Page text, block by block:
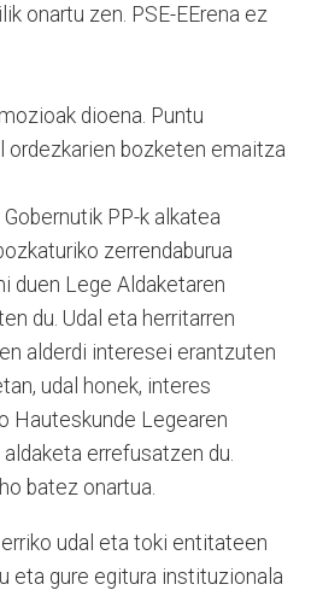
onartu zen. PSE-EErena ez
dioena. Puntu
ordezkarien bozketen emaitza
PP-k alkatea
zerrendaburua
duen Lege Aldaketaren
du. Udal eta herritarren
alderdi interesei erantzuten
udal honek, interes
Hauteskunde Legearen
errefusatzen du.
batez onartua.
udal eta toki entitateen
eta gure egitura instituzionala